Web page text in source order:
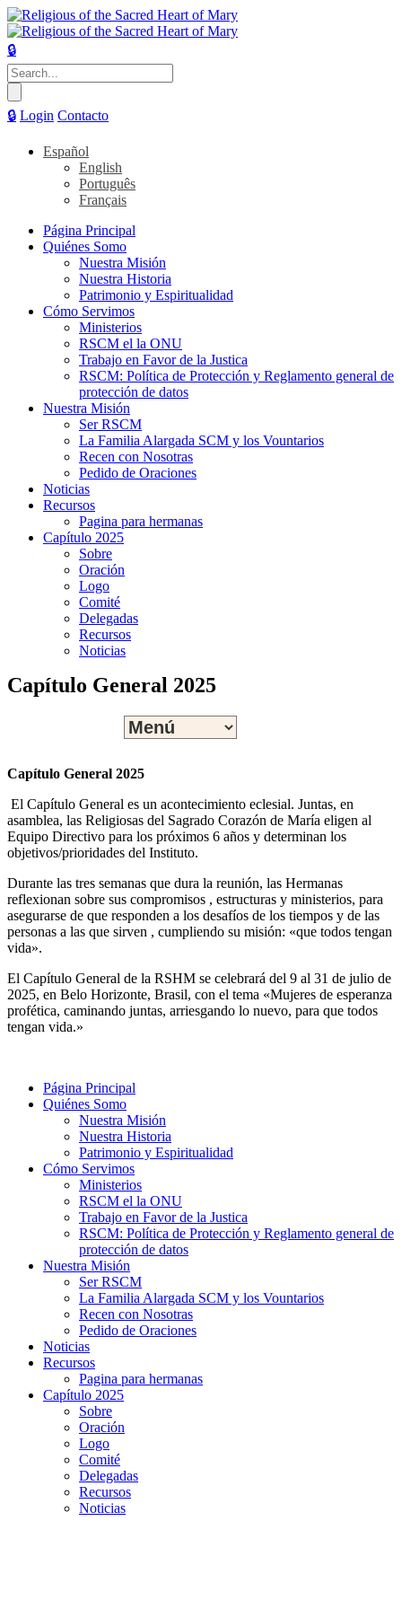
🔒
Buscar:
🔒 Login Contacto
Español
English
Português
Français
Página Principal
Quiénes Somo
Nuestra Misión
Nuestra Historia
Patrimonio y Espiritualidad
Cómo Servimos
Ministerios
RSCM el la ONU
Trabajo en Favor de la Justica
RSCM: Política de Protección y Reglamento general de
protección de datos
Nuestra Misión
Ser RSCM
La Familia Alargada SCM y los Vountarios
Recen con Nosotras
Pedido de Oraciones
Noticias
Recursos
Pagina para hermanas
Capítulo 2025
Sobre
Oración
Logo
Comité
Delegadas
Recursos
Noticias
Capítulo General 2025
Capítulo General 2025
El Capítulo General es un acontecimiento eclesial. Juntas, en
asamblea, las Religiosas del Sagrado Corazón de María eligen al
Equipo Directivo para los próximos 6 años y determinan los
objetivos/prioridades del Instituto.
Durante las tres semanas que dura la reunión, las Hermanas
reflexionan sobre sus compromisos , estructuras y ministerios, para
asegurarse de que responden a los desafíos de los tiempos y de las
personas a las que sirven , cumpliendo su misión: «que todos tengan
vida».
El Capítulo General de la RSHM se celebrará del 9 al 31 de julio de
2025, en Belo Horizonte, Brasil, con el tema «Mujeres de esperanza
profética, caminando juntas, arriesgando lo nuevo, para que todos
tengan vida.»
Página Principal
Quiénes Somo
Nuestra Misión
Nuestra Historia
Patrimonio y Espiritualidad
Cómo Servimos
Ministerios
RSCM el la ONU
Trabajo en Favor de la Justica
RSCM: Política de Protección y Reglamento general de
protección de datos
Nuestra Misión
Ser RSCM
La Familia Alargada SCM y los Vountarios
Recen con Nosotras
Pedido de Oraciones
Noticias
Recursos
Pagina para hermanas
Capítulo 2025
Sobre
Oración
Logo
Comité
Delegadas
Recursos
Noticias